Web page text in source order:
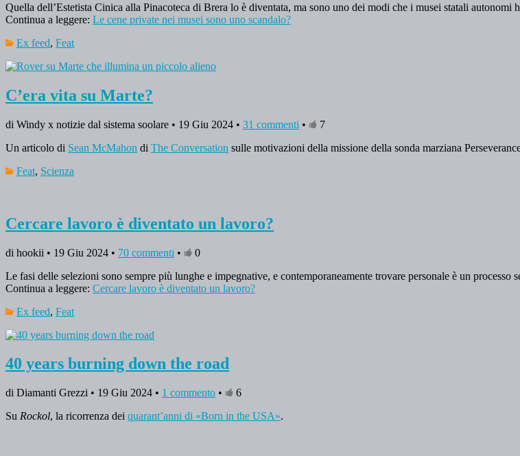
Quella dell’Estetista Cinica alla Pinacoteca di Brera lo è diventata, ma sono uno dei modi che i musei statali
Continua a leggere: Le cene private nei musei sono uno scandalo?
Ex feed, Feat
C’era vita su Marte?
di Windy x notizie dal sistema soolare • 19 Giu 2024 • 31 commenti •
7
Un articolo di Sean McMahon di The Conversation sulle motivazioni della missione della sonda marziana
Feat, Scienza
Cercare lavoro è diventato un lavoro?
di hookii • 19 Giu 2024 • 70 commenti •
0
Le fasi delle selezioni sono sempre più lunghe e impegnative, e contemporaneamente trovare personale è un processo
Continua a leggere: Cercare lavoro è diventato un lavoro?
Ex feed, Feat
40 years burning down the road
di Diamanti Grezzi • 19 Giu 2024 • 1 commento •
6
Su Rockol, la ricorrenza dei quarant’anni di «Born in the USA».